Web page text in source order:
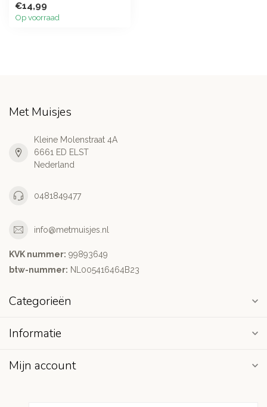
...
€14,99
Op voorraad
Met Muisjes
Kleine Molenstraat 4A
6661 ED ELST
Nederland
0481849477
info@metmuisjes.nl
KVK nummer: 99893649
btw-nummer: NL005416464B23
Categorieën
Informatie
Mijn account